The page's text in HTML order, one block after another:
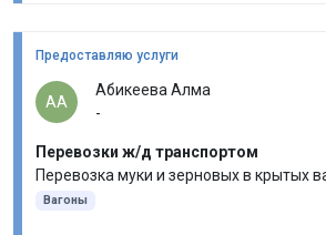
Предоставляю услуги
АА
Абикеева Алма
-
Перевозки ж/д транспортом
Перевозка муки и зерновых в крытых
Вагоны